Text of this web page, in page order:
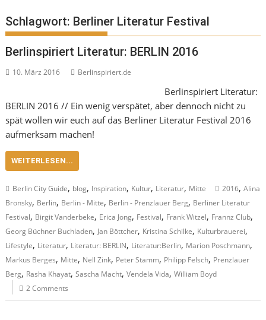
Schlagwort: Berliner Literatur Festival
Berlinspiriert Literatur: BERLIN 2016
10. März 2016 Berlinspiriert.de
Berlinspiriert Literatur:
BERLIN 2016 // Ein wenig verspätet, aber dennoch nicht zu
spät wollen wir euch auf das Berliner Literatur Festival 2016
aufmerksam machen!
WEITERLESEN...
Berlin City Guide, blog, Inspiration, Kultur, Literatur, Mitte 2016,Alina
Bronsky, Berlin, Berlin - Mitte, Berlin - Prenzlauer Berg, Berliner Literatur
Festival, Birgit Vanderbeke, Erica Jong, Festival, Frank Witzel, Frannz Club,
Georg Büchner Buchladen, Jan Böttcher, Kristina Schilke, Kulturbrauerei,
Lifestyle, Literatur, Literatur: BERLIN, Literatur:Berlin, Marion Poschmann,
Markus Berges, Mitte, Nell Zink, Peter Stamm, Philipp Felsch, Prenzlauer
Berg, Rasha Khayat,Sascha Macht,Vendela Vida,William Boyd
2 Comments